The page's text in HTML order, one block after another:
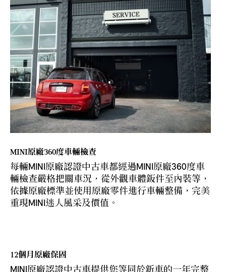
MINI原廠360度車輛檢查
每輛MINI原廠認證中古車都經過MINI原廠360度車
輛檢查嚴格把關車況，從外觀車體鈑件至內裝等，
依據原廠標準並使用原廠零件進行車輛整備，完美
重現MINI迷人風采及價值。
12個月原廠保固
MINI原廠認證中古車提供您等同於新車的一年完整